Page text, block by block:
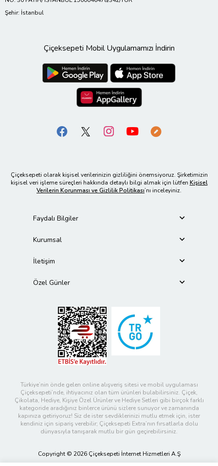
Şehir: İstanbul
Çiçeksepeti Mobil Uygulamamızı İndirin
Çiçeksepeti olarak kişisel verilerinizin gizliliğini önemsiyoruz. Şirketimizin
kişisel veri işleme süreçleri hakkında detaylı bilgi almak için lütfen Kişisel
Verilerin Korunması ve Gizlilik Politikası’nı inceleyiniz.
Faydalı Bilgiler
Kurumsal
İletişim
Özel Günler
Türkiye’nin önde gelen online alışveriş sitesi ve mobil uygulaması
Çiçeksepeti’nde, ihtiyacınız olan tüm ürünleri bulabilirsiniz. Çiçek,
Çikolata, Hediye, Kişiye Özel Ürünler ve Hediye Setleri gibi birçok farklı
kategoride aradığınız binlerce ürünü sizlere sunuyor ve zamanında
kapınıza getiriyoruz! Siz de ister sevdiklerinizi mutlu etmek için, ister
kendiniz için sipariş verebilir; Çiçeksepeti Extra’nın fırsatlarla dolu
dünyasıyla tanışarak mutlu bir gün geçirebilirsiniz.
Copyright © 2026 Çiçeksepeti İnternet Hizmetleri A.Ş